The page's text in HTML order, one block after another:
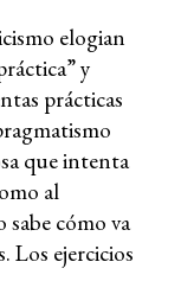
elogian
y
prácticas
que intenta
al
sabe cómo va
Los ejercicios